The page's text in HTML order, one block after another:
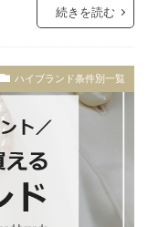
続きを読む
ハイブランド条件別一覧